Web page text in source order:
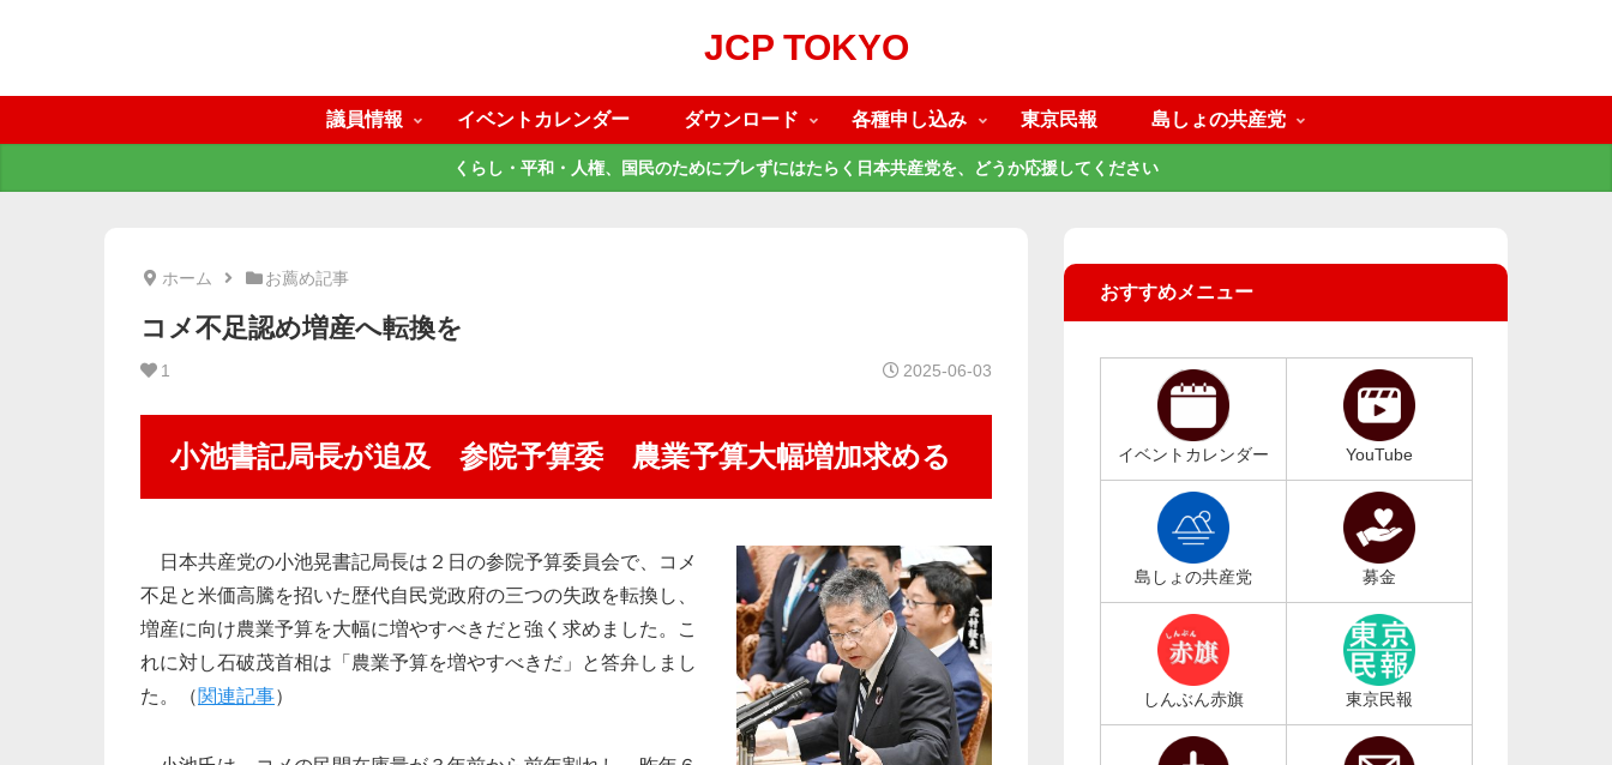
JCP TOKYO
議員情報 イベントカレンダー ダウンロード 各種申し込み 東京民報 島しょの共産党
くらし・平和・人権、国民のためにブレずにはたらく日本共産党を、どうか応援してください
ホーム お薦め記事
コメ不足認め増産へ転換を
1 2025-06-03
小池書記局長が追及 参院予算委 農業予算大幅増加求める
日本共産党の小池晃書記局長は２日の参院予算委員会で、コメ
不足と米価高騰を招いた歴代自民党政府の三つの失政を転換し、
増産に向け農業予算を大幅に増やすべきだと強く求めました。こ
れに対し石破茂首相は「農業予算を増やすべきだ」と答弁しまし
た。（関連記事）
おすすめメニュー
イベントカレンダー YouTube
島しょの共産党 募金
しんぶん赤旗 東京民報